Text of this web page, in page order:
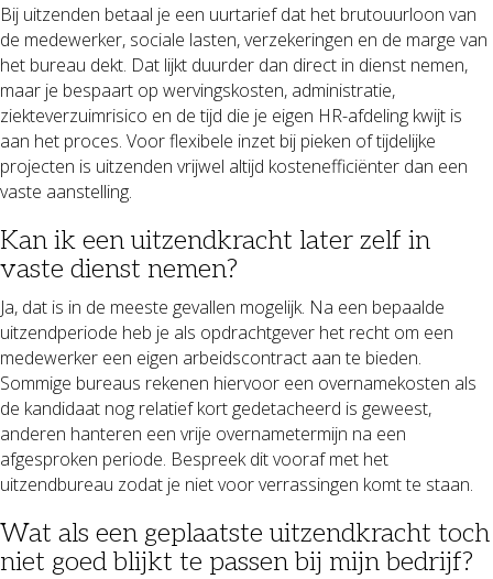
Bij uitzenden betaal je een uurtarief dat het brutouurloon van
de medewerker, sociale lasten, verzekeringen en de marge van
het bureau dekt. Dat lijkt duurder dan direct in dienst nemen,
maar je bespaart op wervingskosten, administratie,
ziekteverzuimrisico en de tijd die je eigen HR-afdeling kwijt is
aan het proces. Voor flexibele inzet bij pieken of tijdelijke
projecten is uitzenden vrijwel altijd kostenefficiënter dan een
vaste aanstelling.
Kan ik een uitzendkracht later zelf in
vaste dienst nemen?
Ja, dat is in de meeste gevallen mogelijk. Na een bepaalde
uitzendperiode heb je als opdrachtgever het recht om een
medewerker een eigen arbeidscontract aan te bieden.
Sommige bureaus rekenen hiervoor een overnamekosten als
de kandidaat nog relatief kort gedetacheerd is geweest,
anderen hanteren een vrije overnametermijn na een
afgesproken periode. Bespreek dit vooraf met het
uitzendbureau zodat je niet voor verrassingen komt te staan.
Wat als een geplaatste uitzendkracht toch
niet goed blijkt te passen bij mijn bedrijf?